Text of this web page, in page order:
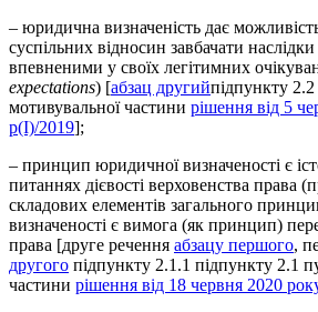
– юридична визначеність дає
суспільних відносин завбачати наслідки
впевненими у своїх легітимних
expectations) [абзац другийпідпункту
мотивувальної частини рішення від 5
р(I)/2019];
– принцип юридичної визначеності є
питаннях дієвості верховенства права
складових елементів загального
визначеності є вимога (як принцип)
права [друге речення абзацу першого,
другого підпункту 2.1.1 підпункту 2.1
частини рішення від 18 червня 2020